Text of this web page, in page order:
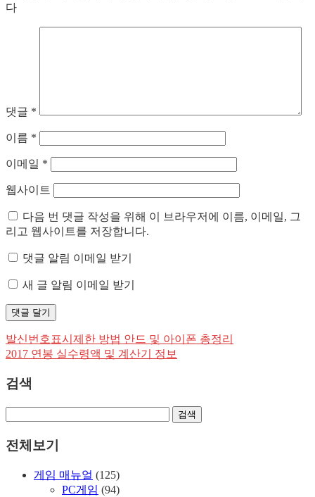
다
댓글 *
이름 *
이메일 *
웹사이트
다음 번 댓글 작성을 위해 이 브라우저에 이름, 이메일, 그
리고 웹사이트를 저장합니다.
댓글 알림 이메일 받기
새 글 알림 이메일 받기
글
탐
색
발신번호표시제한 방법 안드 및 아이폰 총정리
2017 연봉 실수령액 및 계산기 정보
검색
전체보기
게임 매뉴얼 (125)
PC게임 (94)